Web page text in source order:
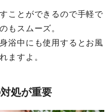
ことができるので手軽で
もスムーズ。
浴中にも使用するとお風
ますよ。
処が重要